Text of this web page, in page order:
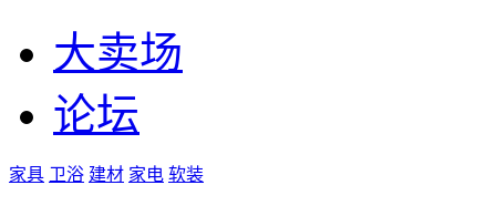
大卖场
论坛
家具 卫浴 建材 家电 软装